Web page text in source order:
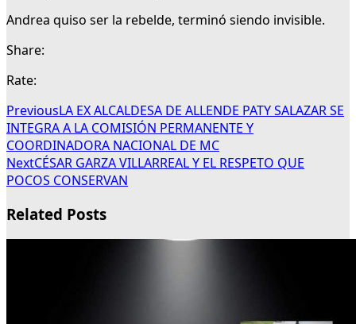
Andrea quiso ser la rebelde, terminó siendo invisible.
Share:
Rate:
PreviousLA EX ALCALDESA DE ALLENDE PATY SALAZAR SE
INTEGRA A LA COMISIÓN PERMANENTE Y
COORDINADORA NACIONAL DE MC
NextCÉSAR GARZA VILLARREAL Y EL RESPETO QUE
POCOS CONSERVAN
Related Posts